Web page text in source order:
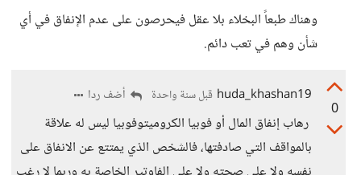
وهناك طبعاً البخلاء بلا عقل فيحرصون على عدم الإنفاق في أي
شأن وهم في تعب دائم.
0
huda_khashan19 قبل سنة واحدة أضف ردا
رهاب إنفاق المال أو فوبيا الكروميتوفوبيا ليس له علاقة
بالمواقف التي صادفتها، فالشخص الذي يمتتع عن الانفاق على